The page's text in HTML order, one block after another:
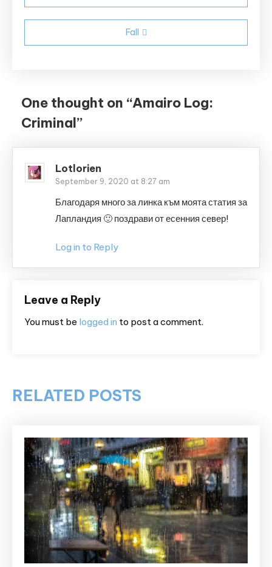
navigation
Fall
One thought on “Amairo Log:
Criminal”
Lotlorien
September 9, 2020 at 8:27 am
Благодаря много за линка към моята статия за
Лапландия 🙂 поздрави от есенния север!
Log in to Reply
Leave a Reply
You must be logged in to post a comment.
RELATED POSTS